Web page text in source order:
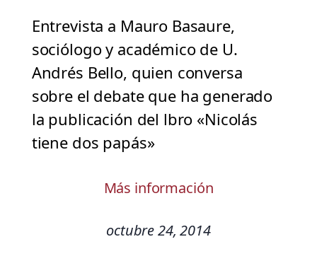
Entrevista a Mauro Basaure,
sociólogo y académico de U.
Andrés Bello, quien conversa
sobre el debate que ha generado
la publicación del lbro «Nicolás
tiene dos papás»
Más información
octubre 24, 2014